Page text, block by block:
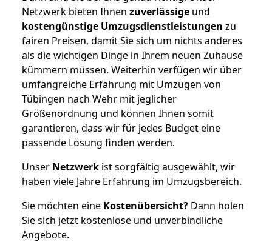
Netzwerk bieten Ihnen zuverlässige und
kostengünstige Umzugsdienstleistungen zu
fairen Preisen, damit Sie sich um nichts anderes
als die wichtigen Dinge in Ihrem neuen Zuhause
kümmern müssen. Weiterhin verfügen wir über
umfangreiche Erfahrung mit Umzügen von
Tübingen nach Wehr mit jeglicher
Größenordnung und können Ihnen somit
garantieren, dass wir für jedes Budget eine
passende Lösung finden werden.
Unser Netzwerk ist sorgfältig ausgewählt, wir
haben viele Jahre Erfahrung im Umzugsbereich.
Sie möchten eine Kostenübersicht? Dann holen
Sie sich jetzt kostenlose und unverbindliche
Angebote.